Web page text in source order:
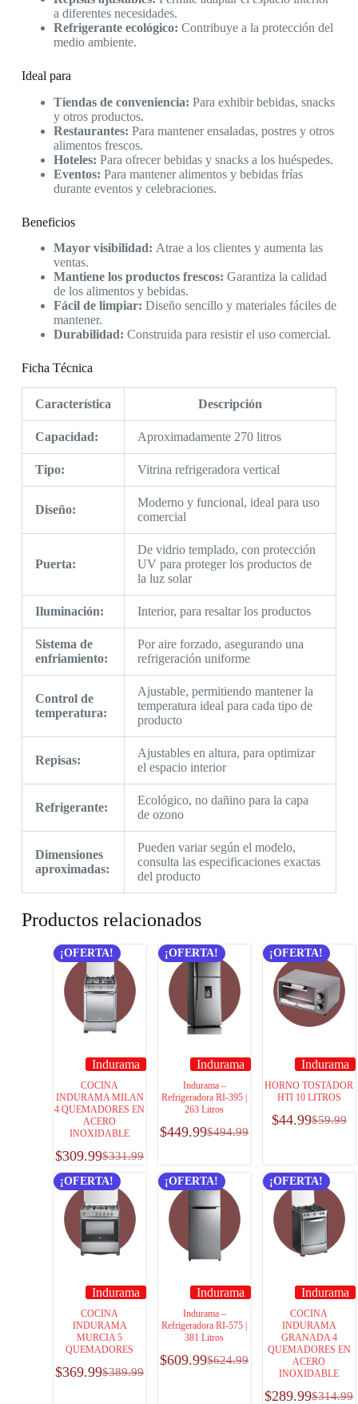
a diferentes necesidades.
Refrigerante ecológico: Contribuye a la protección del
medio ambiente.
Ideal para
Tiendas de conveniencia: Para exhibir bebidas, snacks
y otros productos.
Restaurantes: Para mantener ensaladas, postres y otros
alimentos frescos.
Hoteles: Para ofrecer bebidas y snacks a los huéspedes.
Eventos: Para mantener alimentos y bebidas frías
durante eventos y celebraciones.
Beneficios
Mayor visibilidad: Atrae a los clientes y aumenta las
ventas.
Mantiene los productos frescos: Garantiza la calidad
de los alimentos y bebidas.
Fácil de limpiar: Diseño sencillo y materiales fáciles de
mantener.
Durabilidad: Construida para resistir el uso comercial.
Ficha Técnica
Característica Descripción
Capacidad: Aproximadamente 270 litros
Tipo: Vitrina refrigeradora vertical
Diseño:
Moderno y funcional, ideal para uso
comercial
Puerta:
De vidrio templado, con protección
UV para proteger los productos de
la luz solar
Iluminación: Interior, para resaltar los productos
Sistema de
enfriamiento:
Por aire forzado, asegurando una
refrigeración uniforme
Control de
temperatura:
Ajustable, permitiendo mantener la
temperatura ideal para cada tipo de
producto
Repisas:
Ajustables en altura, para optimizar
el espacio interior
Refrigerante:
Ecológico, no dañino para la capa
de ozono
Dimensiones
aproximadas:
Pueden variar según el modelo,
consulta las especificaciones exactas
del producto
Productos relacionados
¡OFERTA!
Indurama
COCINA
INDURAMA MILAN
4 QUEMADORES EN
ACERO
INOXIDABLE
$331.99
$309.99
¡OFERTA!
Indurama
Indurama –
Refrigeradora RI-395 |
263 Litros
$494.99
$449.99
¡OFERTA!
Indurama
HORNO TOSTADOR
HTI 10 LITROS
$59.99
$44.99
¡OFERTA!
Indurama
COCINA
INDURAMA
MURCIA 5
QUEMADORES
$389.99
$369.99
¡OFERTA!
Indurama
Indurama –
Refrigeradora RI-575 |
381 Litros
$624.99
$609.99
¡OFERTA!
Indurama
COCINA
INDURAMA
GRANADA 4
QUEMADORES EN
ACERO
INOXIDABLE
$314.99
$289.99